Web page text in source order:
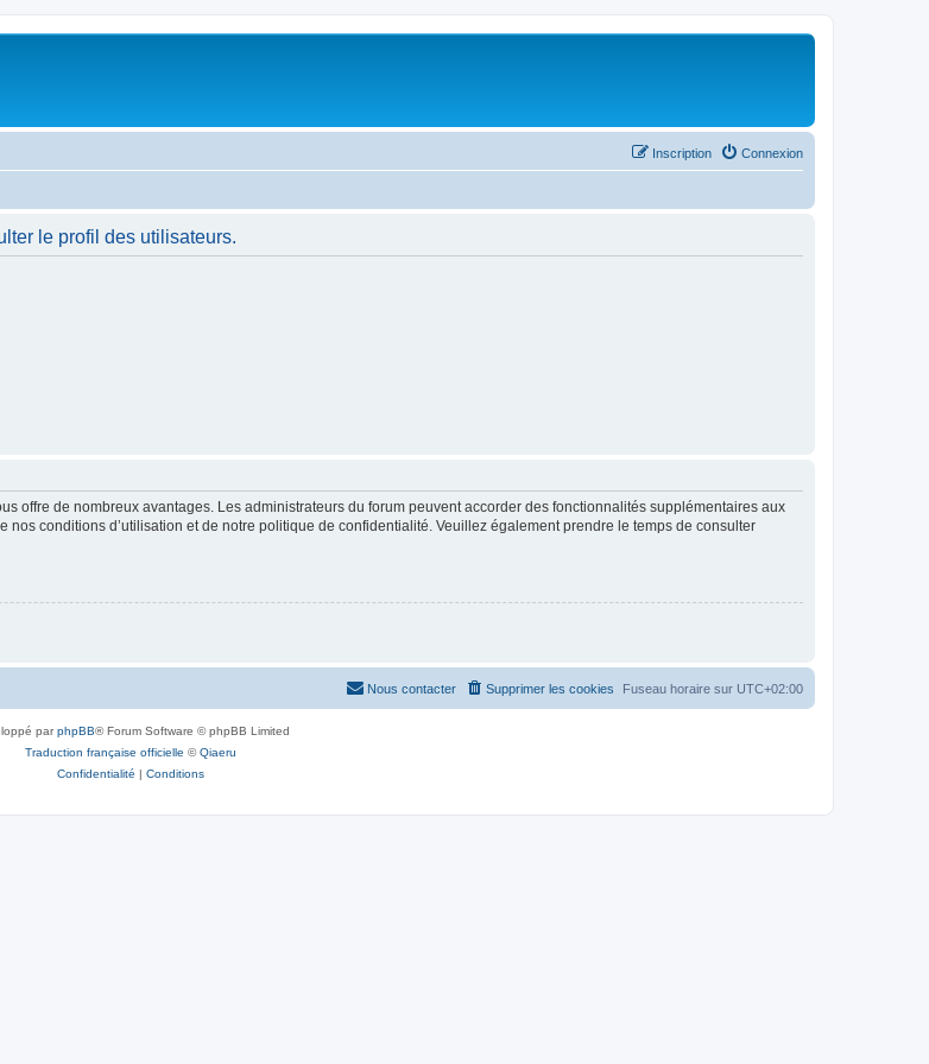
Connexion
Inscription
le profil des utilisateurs.
offre de nombreux avantages. Les administrateurs du forum peuvent accorder des fonctionnalités supplémentaires aux
conditions d’utilisation et de notre politique de confidentialité. Veuillez également prendre le temps de consulter
Fuseau horaire sur UTC+02:00
Supprimer les cookies
Nous contacter
parphpBB® Forum Software © phpBB Limited
Traduction française officielle ©Qiaeru
Confidentialité | Conditions